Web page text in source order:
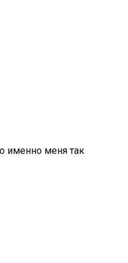
именно меня так